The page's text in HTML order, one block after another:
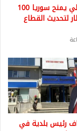
البنك الدولي يمنح سوريا 100
لتحديث القطاع
رئيس بلدية في